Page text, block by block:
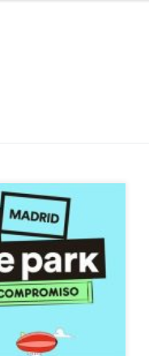
ya cañís de pro, los
madrileño para
electrónicas. Por si
Brunchies, te lo
y te vas el domingo al